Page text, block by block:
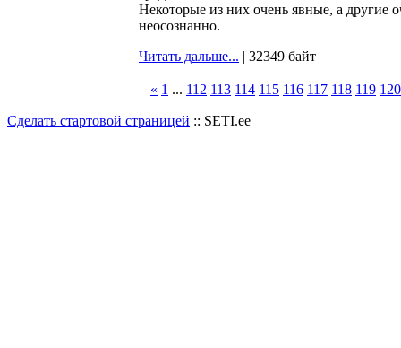
Некоторые из них очень явные, а другие
неосознанно.
Читать дальше... | 32349 байт
« 1 ... 112 113 114 115 116 117 118 119 120
Сделать стартовой страницей :: SETI.ee